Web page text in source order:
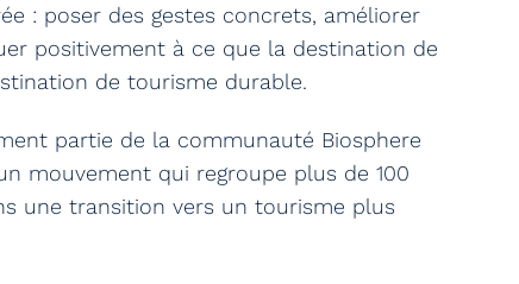
: poser des gestes concrets, améliorer
positivement à ce que la destination de
de tourisme durable.
partie de la communauté Biosphere
mouvement qui regroupe plus de 100
une transition vers un tourisme plus